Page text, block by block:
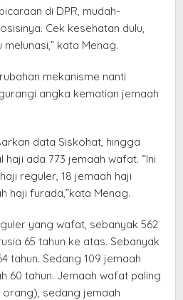
di DPR, mudah-
Cek kesehatan dulu,
kata Menag.
mekanisme nanti
angka kematian jemaah
data Siskohat, hingga
ada 773 jemaah wafat. “Ini
reguler, 18 jemaah haji
haji furada,”kata Menag.
yang wafat, sebanyak 562
65 tahun ke atas. Sebanyak
tahun. Sedang 109 jemaah
60 tahun. Jemaah wafat paling
sedang jemaah